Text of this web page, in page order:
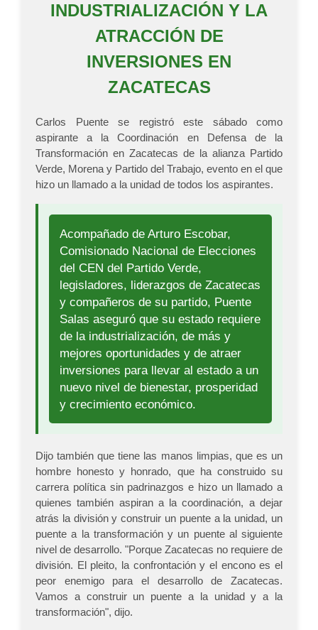
INDUSTRIALIZACIÓN Y LA
ATRACCIÓN DE
INVERSIONES EN
ZACATECAS
Carlos Puente se registró este sábado como
aspirante a la Coordinación en Defensa de la
Transformación en Zacatecas de la alianza Partido
Verde, Morena y Partido del Trabajo, evento en el que
hizo un llamado a la unidad de todos los aspirantes.
Acompañado de Arturo Escobar,
Comisionado Nacional de Elecciones
del CEN del Partido Verde,
legisladores, liderazgos de Zacatecas
y compañeros de su partido, Puente
Salas aseguró que su estado requiere
de la industrialización, de más y
mejores oportunidades y de atraer
inversiones para llevar al estado a un
nuevo nivel de bienestar, prosperidad
y crecimiento económico.
Dijo también que tiene las manos limpias, que es un
hombre honesto y honrado, que ha construido su
carrera política sin padrinazgos e hizo un llamado a
quienes también aspiran a la coordinación, a dejar
atrás la división y construir un puente a la unidad, un
puente a la transformación y un puente al siguiente
nivel de desarrollo. "Porque Zacatecas no requiere de
división. El pleito, la confrontación y el encono es el
peor enemigo para el desarrollo de Zacatecas.
Vamos a construir un puente a la unidad y a la
transformación", dijo.